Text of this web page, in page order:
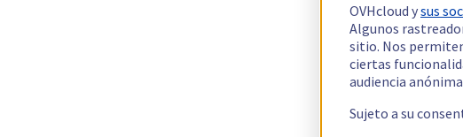
OVHcloud ysus
Algunos
sitio. Nos
ciertas
audiencia
Sujeto a su